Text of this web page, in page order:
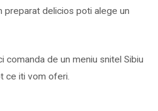
preparat delicios poti alege un
comanda de un meniu snitel Sibiu
ce iti vom oferi.